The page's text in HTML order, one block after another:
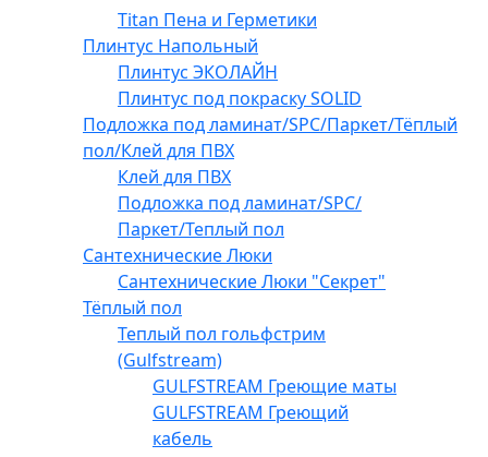
Titan Пена и Герметики
Плинтус Напольный
Плинтус ЭКОЛАЙН
Плинтус под покраску SOLID
Подложка под ламинат/SPC/Паркет/Тёплый
пол/Клей для ПВХ
Клей для ПВХ
Подложка под ламинат/SPC/
Паркет/Теплый пол
Сантехнические Люки
Сантехнические Люки "Секрет"
Тёплый пол
Теплый пол гольфстрим
(Gulfstream)
GULFSTREAM Греющие маты
GULFSTREAM Греющий
кабель